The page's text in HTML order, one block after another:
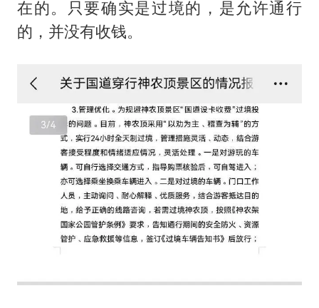
在的。只要确实是过境的，是允许通行
的，并没有收钱。